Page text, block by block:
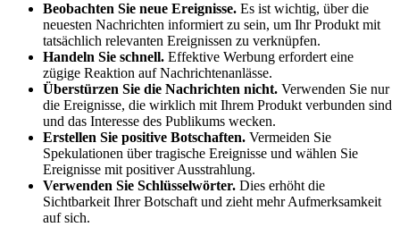
Beobachten Sie neue Ereignisse. Es ist wichtig, über die
neuesten Nachrichten informiert zu sein, um Ihr Produkt mit
tatsächlich relevanten Ereignissen zu verknüpfen.
Handeln Sie schnell. Effektive Werbung erfordert eine
zügige Reaktion auf Nachrichtenanlässe.
Überstürzen Sie die Nachrichten nicht. Verwenden Sie nur
die Ereignisse, die wirklich mit Ihrem Produkt verbunden sind
und das Interesse des Publikums wecken.
Erstellen Sie positive Botschaften. Vermeiden Sie
Spekulationen über tragische Ereignisse und wählen Sie
Ereignisse mit positiver Ausstrahlung.
Verwenden Sie Schlüsselwörter. Dies erhöht die
Sichtbarkeit Ihrer Botschaft und zieht mehr Aufmerksamkeit
auf sich.